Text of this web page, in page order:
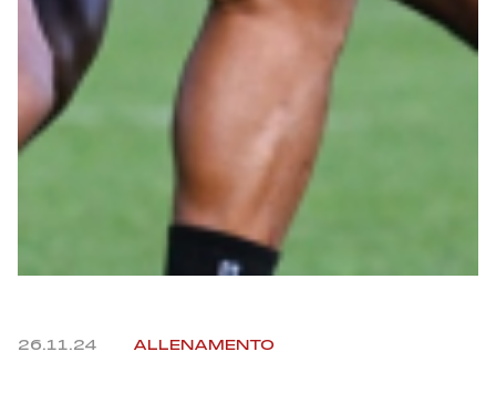
Helan x Genoa
Isolani x Genoa
Gift Card Online Store
Fortissimo batte il mio cuor
26.11.24 ALLENAMENTO